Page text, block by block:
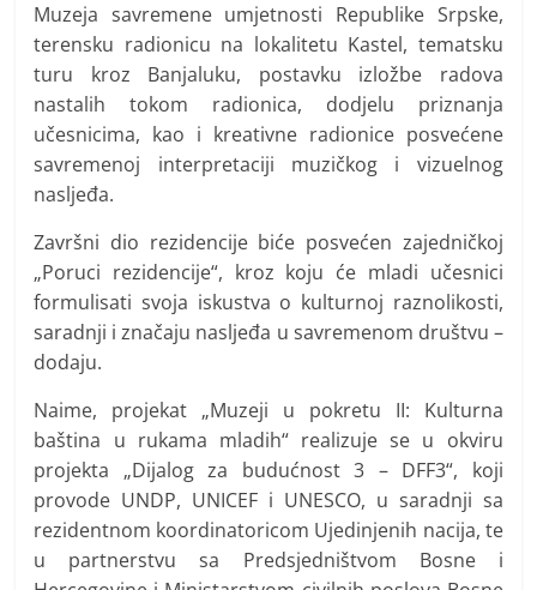
Muzeja savremene umjetnosti Republike Srpske,
terensku radionicu na lokalitetu Kastel, tematsku
turu kroz Banjaluku, postavku izložbe radova
nastalih tokom radionica, dodjelu priznanja
učesnicima, kao i kreativne radionice posvećene
savremenoj interpretaciji muzičkog i vizuelnog
nasljeđa.
Završni dio rezidencije biće posvećen zajedničkoj
„Poruci rezidencije“, kroz koju će mladi učesnici
formulisati svoja iskustva o kulturnoj raznolikosti,
saradnji i značaju nasljeđa u savremenom društvu –
dodaju.
Naime, projekat „Muzeji u pokretu II: Kulturna
baština u rukama mladih“ realizuje se u okviru
projekta „Dijalog za budućnost 3 – DFF3“, koji
provode UNDP, UNICEF i UNESCO, u saradnji sa
rezidentnom koordinatoricom Ujedinjenih nacija, te
u partnerstvu sa Predsjedništvom Bosne i